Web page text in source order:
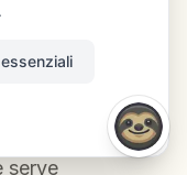
le pagine
riscrivere
serve
.